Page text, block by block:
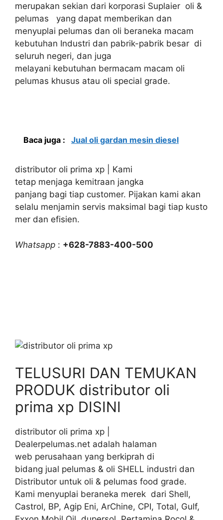
merupakan sekian dari korporasi Suplaier oli &
pelumas yang dapat memberikan dan
menyuplai pelumas dan oli beraneka macam
kebutuhan Industri dan pabrik-pabrik besar di
seluruh negeri, dan juga
melayani kebutuhan bermacam macam oli
pelumas khusus atau oli special grade.
Baca juga : Jual oli gardan mesin diesel
distributor oli prima xp | Kami
tetap menjaga kemitraan jangka
panjang bagi tiap customer. Pijakan kami akan
selalu menjamin servis maksimal bagi tiap kusto
mer dan efisien.
Whatsapp : +628-7883-400-500
TELUSURI DAN TEMUKAN
PRODUK distributor oli
prima xp DISINI
distributor oli prima xp |
Dealerpelumas.net adalah halaman
web perusahaan yang berkiprah di
bidang jual pelumas & oli SHELL industri dan
Distributor untuk oli & pelumas food grade.
Kami menyuplai beraneka merek dari Shell,
Castrol, BP, Agip Eni, ArChine, CPI, Total, Gulf,